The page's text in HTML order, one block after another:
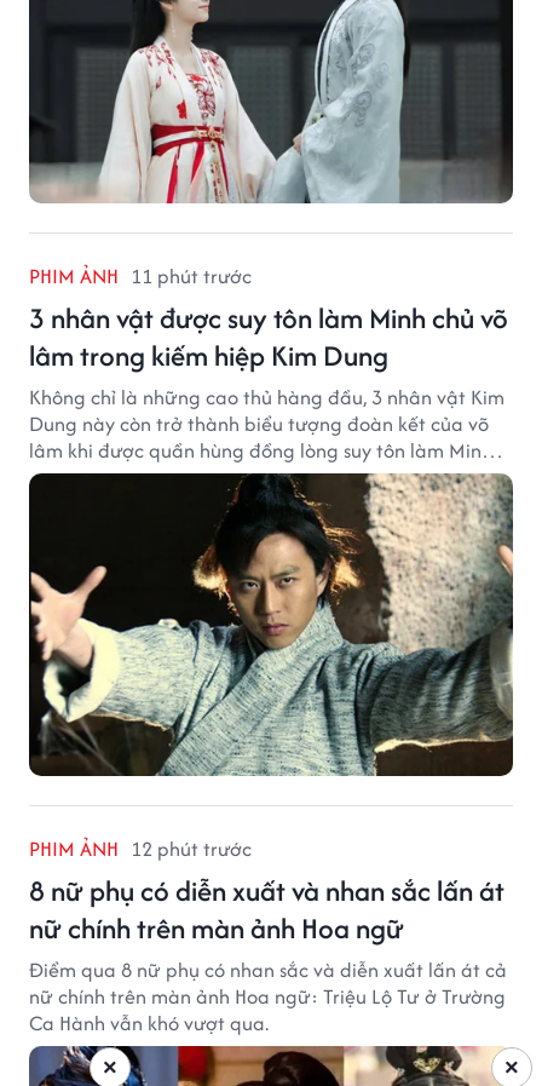
PHIM ẢNH 11 phút trước
3 nhân vật được suy tôn làm Minh chủ võ
lâm trong kiếm hiệp Kim Dung
Không chỉ là những cao thủ hàng đầu, 3 nhân vật Kim
Dung này còn trở thành biểu tượng đoàn kết của võ
lâm khi được quần hùng đồng lòng suy tôn làm Minh
chủ.
PHIM ẢNH 12 phút trước
8 nữ phụ có diễn xuất và nhan sắc lấn át
nữ chính trên màn ảnh Hoa ngữ
Điểm qua 8 nữ phụ có nhan sắc và diễn xuất lấn át cả
nữ chính trên màn ảnh Hoa ngữ: Triệu Lộ Tư ở Trường
Ca Hành vẫn khó vượt qua.
×
×